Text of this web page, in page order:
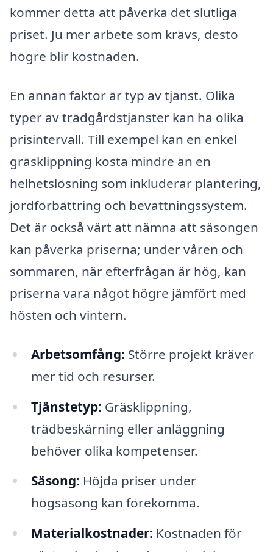
kommer detta att påverka det slutliga
priset. Ju mer arbete som krävs, desto
högre blir kostnaden.
En annan faktor är typ av tjänst. Olika
typer av trädgårdstjänster kan ha olika
prisintervall. Till exempel kan en enkel
gräsklippning kosta mindre än en
helhetslösning som inkluderar plantering,
jordförbättring och bevattningssystem.
Det är också värt att nämna att säsongen
kan påverka priserna; under våren och
sommaren, när efterfrågan är hög, kan
priserna vara något högre jämfört med
hösten och vintern.
Arbetsomfång: Större projekt kräver
mer tid och resurser.
Tjänstetyp: Gräsklippning,
trädbeskärning eller anläggning
behöver olika kompetenser.
Säsong: Höjda priser under
högsäsong kan förekomma.
Materialkostnader: Kostnaden för